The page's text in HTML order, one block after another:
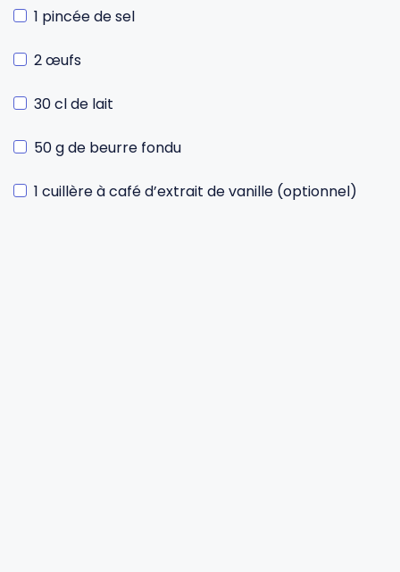
1 pincée de sel
2 œufs
30 cl de lait
50 g de beurre fondu
1 cuillère à café d’extrait de vanille (optionnel)